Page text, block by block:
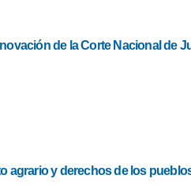
de la Corte Nacional de
agrario y derechos de los